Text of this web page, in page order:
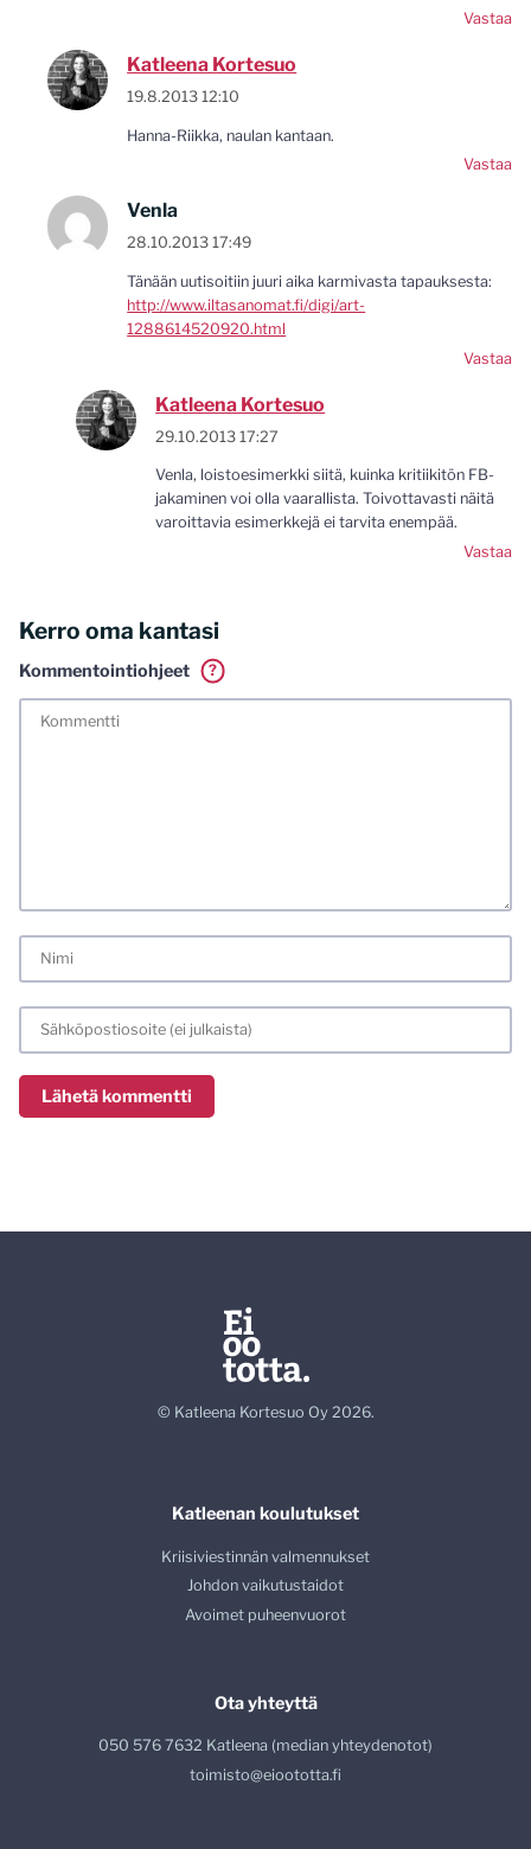
Vastaa
Katleena Kortesuo
19.8.2013 12:10
Hanna-Riikka, naulan kantaan.
Vastaa
Venla
28.10.2013 17:49
Tänään uutisoitiin juuri aika karmivasta tapauksesta:
http://www.iltasanomat.fi/digi/art-
1288614520920.html
Vastaa
Katleena Kortesuo
29.10.2013 17:27
Venla, loistoesimerkki siitä, kuinka kritiikitön FB-
jakaminen voi olla vaarallista. Toivottavasti näitä
varoittavia esimerkkejä ei tarvita enempää.
Vastaa
Kerro oma kantasi
Kommentointiohjeet
?
meiliosoitteen. Minua ja mielipiteitäni saa ilman muuta
© Katleena Kortesuo Oy 2026.
Katleenan koulutukset
Kriisiviestinnän valmennukset
Johdon vaikutustaidot
Avoimet puheenvuorot
Ota yhteyttä
050 576 7632 Katleena (median yhteydenotot)
toimisto@eioototta.fi